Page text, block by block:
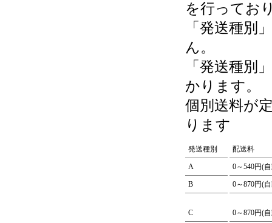
を行ってお
「発送種別
ん。
「発送種別
かります。
個別送料が
ります
発送種別 配送料
A 0～540円(
B 0～870円(
C 0～870円(